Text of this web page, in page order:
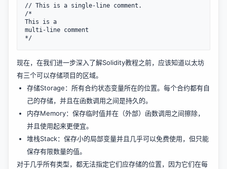
// This is a single-line comment.
/*
This is a
multi-line comment
现在，在我们进一步深入了解Solidity教程之前，应该知道以太坊
有三个可以存储项目的区域。
存储Storage：所有合约状态变量所在的位置。每个合约都有自
己的存储，并且在函数调用之间是持久的。
内存Memory：保存临时值并在（外部）函数调用之间擦除，
并且使用起来更便宜。
堆栈Stack：保存小的局部变量并且几乎可以免费使用，但只能
保存有限数量的值。
对于几乎所有类型，都无法指定它们应存储的位置，因为它们在每